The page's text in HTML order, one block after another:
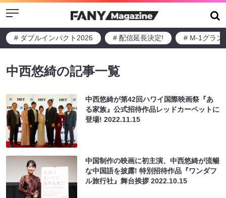
Menu
# ダブルインパクト2026 # 配信延長決定! # M-1グラン
中西悠綺の記事一覧
中西悠綺が第42回ハワイ国際映画祭『あ
る家族』公式招待作品レッドカーペットに
登場!2022.11.15
中国制作の映画に初主演、中西悠綺が流暢
な中国語を披露! 特別招待作品『ワンダフ
ル旅行社』舞台挨拶2022.10.15